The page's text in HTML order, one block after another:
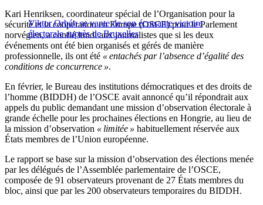
Viktor Orbán se vante de son écrasante victoire
électorale auprès de Bruxelles
Kari Henriksen, coordinateur spécial de l’Organisation pour la
sécurité et la coopération en Europe (OSCE) pour le Parlement
norvégien, a confié lundi aux journalistes que si les deux
événements ont été bien organisés et gérés de manière
professionnelle, ils ont été « entachés par l’absence d’égalité des
conditions de concurrence ».
En février, le Bureau des institutions démocratiques et des droits de
l’homme (BIDDH) de l’OSCE avait annoncé qu’il répondrait aux
appels du public demandant une mission d’observation électorale à
grande échelle pour les prochaines élections en Hongrie, au lieu de
la mission d’observation « limitée » habituellement réservée aux
États membres de l’Union européenne.
Le rapport se base sur la mission d’observation des élections menée
par les délégués de l’Assemblée parlementaire de l’OSCE,
composée de 91 observateurs provenant de 27 États membres du
bloc, ainsi que par les 200 observateurs temporaires du BIDDH.